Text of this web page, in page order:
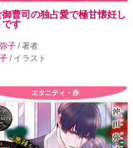
御曹司の独占愛で極甘懐妊し
です
子 / 著者
/ イラスト
エタニティ・赤